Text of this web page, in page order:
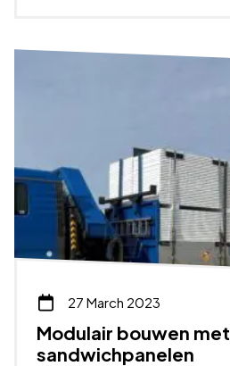
27 March 2023
Modulair bouwen met
sandwichpanelen